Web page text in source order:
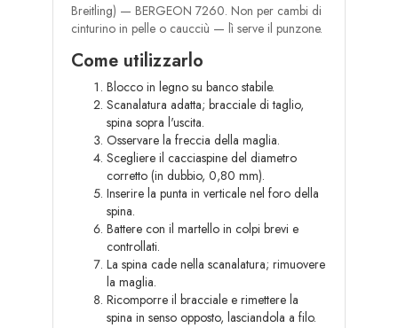
Breitling) — BERGEON 7260. Non per cambi di
cinturino in pelle o caucciù — lì serve il punzone.
Come utilizzarlo
Blocco in legno su banco stabile.
Scanalatura adatta; bracciale di taglio,
spina sopra l'uscita.
Osservare la freccia della maglia.
Scegliere il cacciaspine del diametro
corretto (in dubbio, 0,80 mm).
Inserire la punta in verticale nel foro della
spina.
Battere con il martello in colpi brevi e
controllati.
La spina cade nella scanalatura; rimuovere
la maglia.
Ricomporre il bracciale e rimettere la
spina in senso opposto, lasciandola a filo.